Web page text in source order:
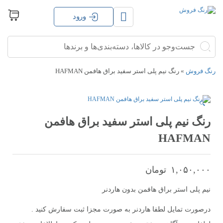
جستجو
برای:
جستجو
ورود
رنگ فروش » رنگ نیم پلی استر سفید براق هافمن HAFMAN
🔍
رنگ نیم پلی استر سفید براق هافمن
HAFMAN
تومان ۱,۰۵۰,۰۰۰
نیم پلی استر براق هافمن بدون هاردنر
درصورت تمایل لطفا هاردنر به صورت مجزا ثبت سفارش کنید .